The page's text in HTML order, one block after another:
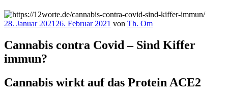
Veröffentlicht
28. Januar 2021 26. Februar 2021 von Th. Om
Cannabis contra Covid – Sind Kiffer
immun?
Cannabis wirkt auf das Protein ACE2